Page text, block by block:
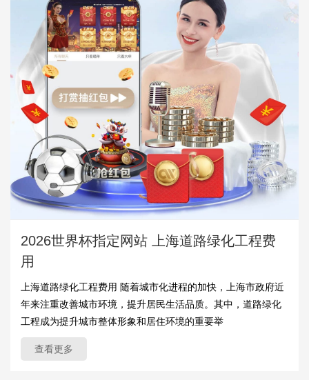
2026世界杯指定网站 上海道路绿化工程费
用
上海道路绿化工程费用 随着城市化进程的加快，上海市政府近
年来注重改善城市环境，提升居民生活品质。其中，道路绿化
工程成为提升城市整体形象和居住环境的重要举
查看更多